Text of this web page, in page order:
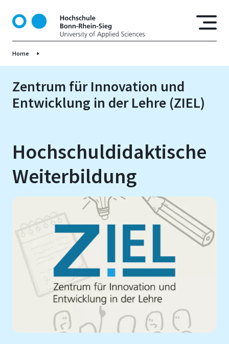
t
Home
Zentrum für Innovation und
Entwicklung in der Lehre (ZIEL)
Hochschuldidaktische
Weiterbildung